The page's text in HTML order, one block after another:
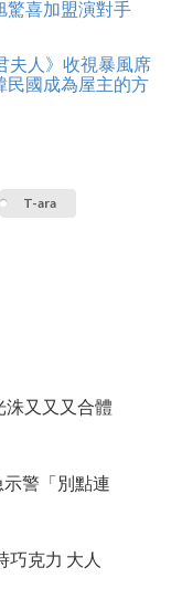
驚喜加盟演對手
夫人》收視暴風席
民國成為屋主的方
T-ara
洙又又又合體
警「別點連
巧克力 大人